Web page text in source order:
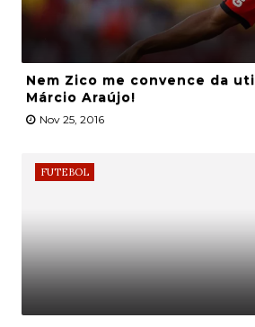
Nem Zico me convence da
Márcio Araújo!
Nov 25, 2016
FUTEBOL